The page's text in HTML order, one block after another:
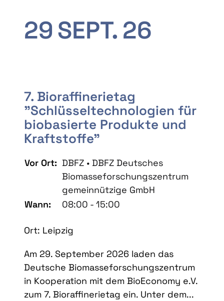
29SEPT. 26
7. Bioraffinerietag
"Schlüsseltechnologien für
biobasierte Produkte und
Kraftstoffe"
Vor Ort: DBFZ • DBFZ Deutsches
Biomasseforschungszentrum
gemeinnützige GmbH
Wann:
08:00 - 15:00
Ort: Leipzig
Am 29. September 2026 laden das
Deutsche Biomasseforschungszentrum
in Kooperation mit dem BioEconomy e.V.
zum 7. Bioraffinerietag ein. Unter dem...